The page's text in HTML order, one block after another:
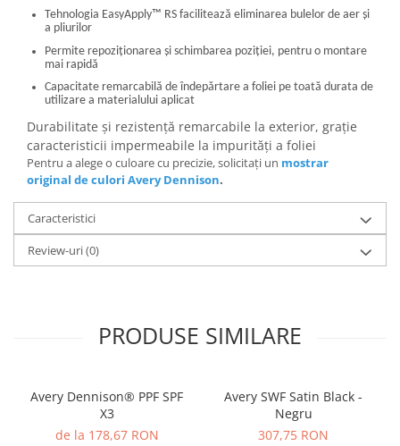
Tehnologia EasyApply™ RS facilitează eliminarea bulelor de aer și
a pliurilor
Permite repoziționarea și schimbarea poziției, pentru o montare
mai rapidă
Capacitate remarcabilă de îndepărtare a foliei pe toată durata de
utilizare a materialului aplicat
Durabilitate și rezistență remarcabile la exterior, grație
caracteristicii impermeabile la impurități a foliei
Pentru a alege o culoare cu precizie, solicitați un mostrar
original de culori Avery Dennison.
Caracteristici
Review-uri(0)
PRODUSE SIMILARE
Avery Dennison® PPF SPF
X3
de la 178,67 RON
Avery SWF Satin Black -
Negru
307,75 RON